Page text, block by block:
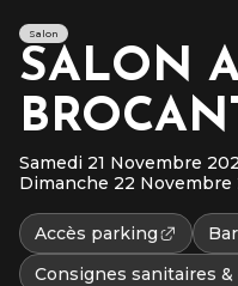
Salon
SALON
Samedi 21 Novembre
Dimanche 22 Novembre
Accès parking
Consignes sanitaires